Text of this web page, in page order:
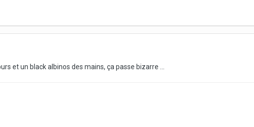
et un black albinos des mains, ça passe bizarre ...